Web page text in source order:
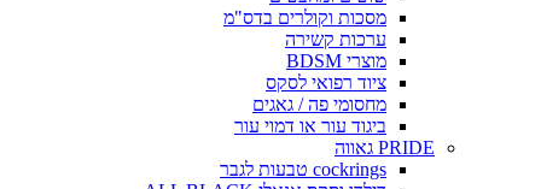
מסכות וקולרים בדס"מ
ערכות קשירה
מוצרי BDSM
ציוד רפואי לסקס
מחסומי פה / גאגים
ביגוד עור או דמוי עור
PRIDE גאווה
cockrings טבעות לגבר